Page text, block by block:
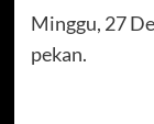
Minggu, 27
pekan.